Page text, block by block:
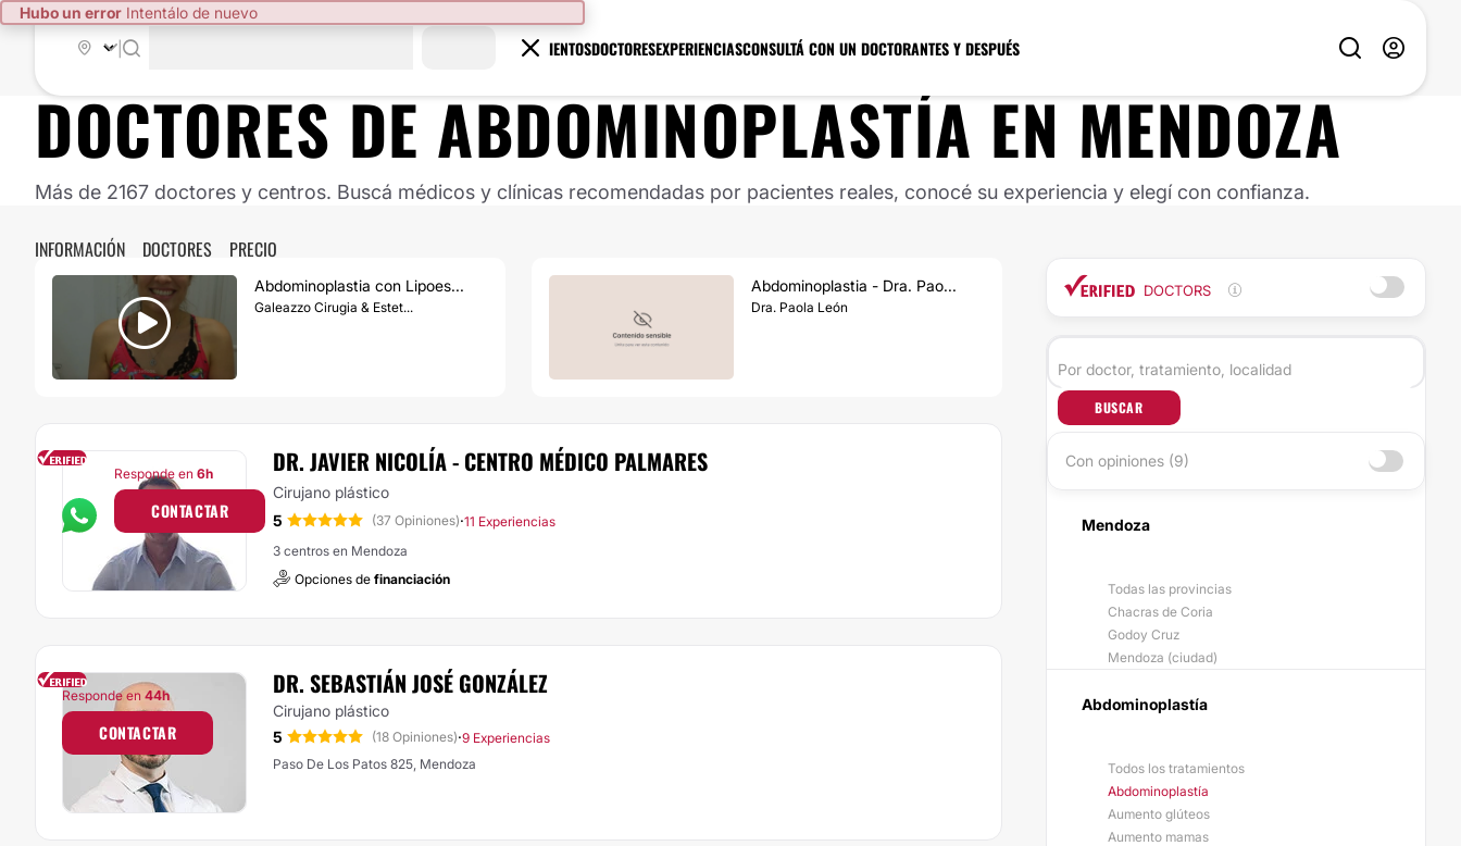
Hubo un error Intentálo de nuevo
TRATAMIENTOSDOCTORESEXPERIENCIASCONSULTÁ CON UN DOCTORANTES Y DESPUÉS
DOCTORES DEABDOMINOPLASTÍAENMENDOZA
Más de 2167 doctores y centros. Buscá médicos y clínicas recomendadas por pacientes reales, conocé su experiencia y elegí con confianza.
INFORMACIÓN DOCTORES PRECIO
Abdominoplastia con Lipoes...
Galeazzo Cirugia & Estet...
Abdominoplastia - Dra. Pao...
Dra. Paola León
DR. JAVIER NICOLÍA - CENTRO MÉDICO PALMARES
Cirujano plástico
5
(37 Opiniones)·11 Experiencias
3 centros en Mendoza
Opciones de financiación
Responde en 6h
CONTACTAR
DR. SEBASTIÁN JOSÉ GONZÁLEZ
Cirujano plástico
5
(18 Opiniones)·9 Experiencias
Paso De Los Patos 825, Mendoza
Responde en 44h
CONTACTAR
DOCTORS
BUSCAR
Con opiniones (9)
Mendoza
Todas las provincias
Chacras de Coria
Godoy Cruz
Mendoza (ciudad)
Abdominoplastía
Todos los tratamientos
Abdominoplastía
Aumento glúteos
Aumento mamas